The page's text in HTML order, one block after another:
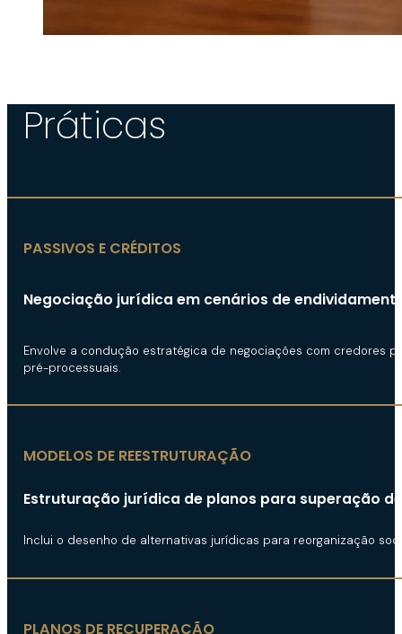
Práticas
PASSIVOS E CRÉDITOS
Negociação jurídica em cenários de
Envolve a condução estratégica de negociações com credores
pré-processuais.
MODELOS DE REESTRUTURAÇÃO
Estruturação jurídica de planos para superação
Inclui o desenho de alternativas jurídicas para reorganização
PLANOS DE RECUPERAÇÃO